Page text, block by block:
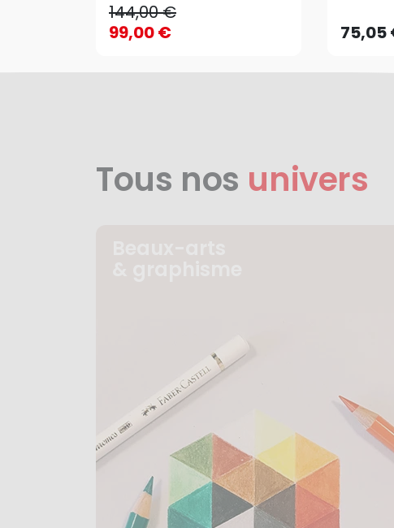
144,00 €
99,00 €AJOUTER AU PANIER 75,05
Tous nos univers